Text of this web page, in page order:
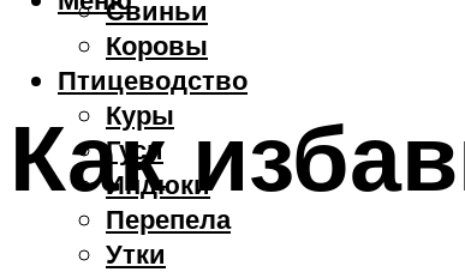
Свиньи
Коровы
Птицеводство
Куры
Гуси
Индюки
Перепела
Утки
Как